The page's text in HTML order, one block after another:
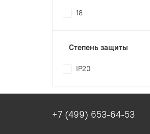
18
Степень защиты
IP20
+7 (499) 653-64-53